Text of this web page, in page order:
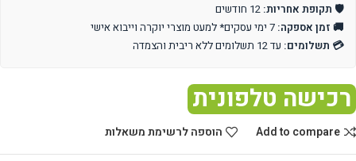
🛡️ תקופת אחריות:
🚚 זמן אספקה:
💳 תשלומים: עד 12 תשלומים ללא ריבית והצמדה
רכישה טלפונית
Add to compare הוספה לרשימת משאלות